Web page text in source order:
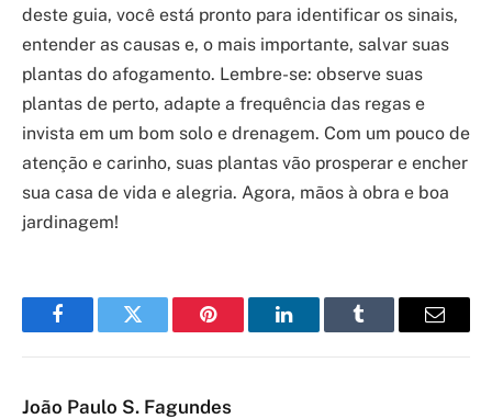
deste guia, você está pronto para identificar os sinais,
entender as causas e, o mais importante, salvar suas
plantas do afogamento. Lembre-se: observe suas
plantas de perto, adapte a frequência das regas e
invista em um bom solo e drenagem. Com um pouco de
atenção e carinho, suas plantas vão prosperar e encher
sua casa de vida e alegria. Agora, mãos à obra e boa
jardinagem!
FacebookTwitter Pinterest LinkedInTumblr Email
João Paulo S. Fagundes